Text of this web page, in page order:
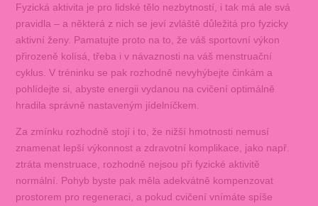
Fyzická aktivita je pro lidské tělo nezbytností, i tak má ale svá
pravidla – a některá z nich se jeví zvláště důležitá pro fyzicky
aktivní ženy. Pamatujte proto na to, že váš sportovní výkon
přirozeně kolísá, třeba i v návaznosti na váš menstruační
cyklus. V tréninku se pak rozhodně nevyhýbejte činkám a
pohlídejte si, abyste energii vydanou na cvičení optimálně
hradila správně nastaveným jídelníčkem.
Za zmínku rozhodně stojí i to, že nižší hmotnosti nemusí
znamenat lepší výkonnost a zdravotní komplikace, jako např.
ztráta menstruace, rozhodně nejsou při fyzické aktivitě
normální. Pohyb byste pak měla adekvátně kompenzovat
prostorem pro regeneraci, a pokud cvičení vnímáte spíše